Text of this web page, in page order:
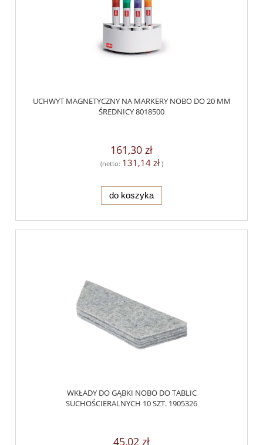
UCHWYT MAGNETYCZNY NA MARKERY NOBO DO 20 MM
ŚREDNICY 8018500
161,30 zł
(netto: 131,14 zł)
do koszyka
WKŁADY DO GĄBKI NOBO DO TABLIC
SUCHOŚCIERALNYCH 10 SZT. 1905326
45,02 zł